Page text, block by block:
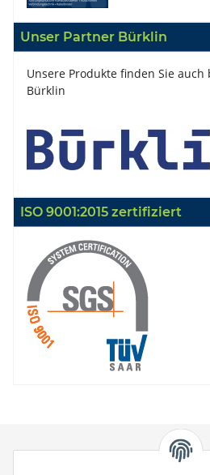
Unser Partner Bürklin
Unsere Produkte finden Sie
Bürklin
ISO 9001:2015 zertifiziert